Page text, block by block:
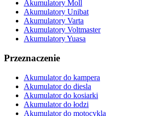
Akumulatory Moll
Akumulatory Unibat
Akumulatory Varta
Akumulatory Voltmaster
Akumulatory Yuasa
Przeznaczenie
Akumulator do kampera
Akumulator do diesla
Akumulator do kosiarki
Akumulator do łodzi
Akumulator do motocykla